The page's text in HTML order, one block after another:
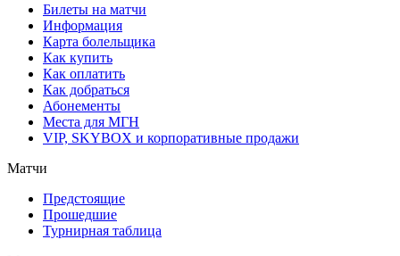
Билеты на матчи
Информация
Карта болельщика
Как купить
Как оплатить
Как добраться
Абонементы
Места для МГН
VIP, SKYBOX и корпоративные продажи
Матчи
Предстоящие
Прошедшие
Турнирная таблица